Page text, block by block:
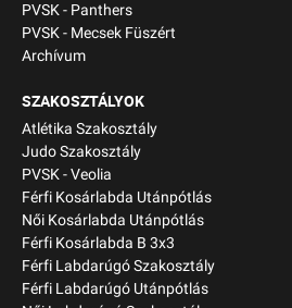
PVSK - Panthers
PVSK - Mecsek Füszért
Archívum
SZAKOSZTÁLYOK
Atlétika Szakosztály
Judo Szakosztály
PVSK - Veolia
Férfi Kosárlabda Utánpótlás
Női Kosárlabda Utánpótlás
Férfi Kosárlabda B 3x3
Férfi Labdarúgó Szakosztály
Férfi Labdarúgó Utánpótlás